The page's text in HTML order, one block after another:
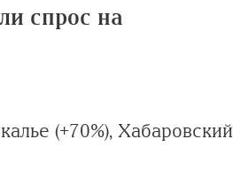
спрос на
(+70%), Хабаровский